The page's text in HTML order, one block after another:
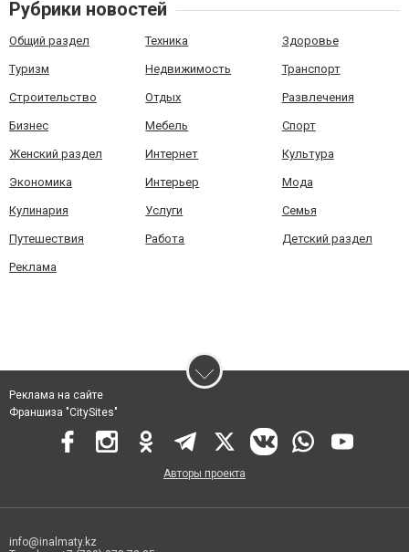
Рубрики новостей
Общий раздел Техника Здоровье
Туризм Недвижимость Транспорт
Строительство Отдых Развлечения
Бизнес Мебель Спорт
Женский раздел Интернет Культура
Экономика Интерьер Мода
Кулинария Услуги Семья
Путешествия Работа Детский раздел
Реклама
Реклама на сайте
Франшиза "CitySites"
Авторы проекта
info@inalmaty.kz